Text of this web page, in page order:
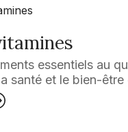
essentiels au
santé et le bien-être